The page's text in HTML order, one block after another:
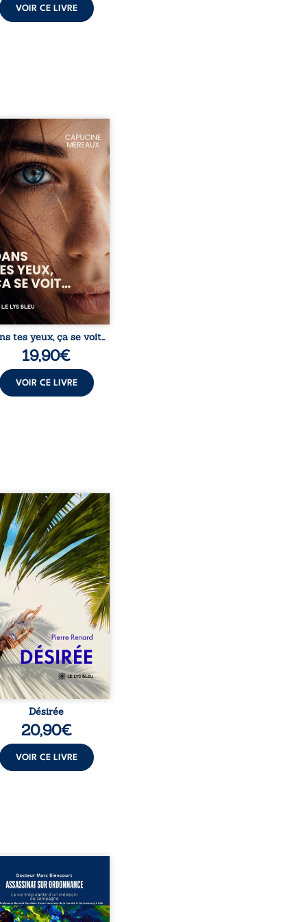
VOIR CE LIVRE
ans, Violette peine à
sa place dans la
Entre timidité,
et peur du
elle avance avec le
d’être différente,
comprendre pleinement
l’habite. Sa rencontre
Louise bouleverse ses
et fait naître en elle
émotions longtemps
Des années plus
alors qu’elle s’apprête à ...
tes yeux, ça se voit…
19,90€
VOIR CE LIVRE
Pierre, jeune retraité,
qu’il est devenu une
femme métissée de
ans. À peine a-t-il
à apprivoiser ce
corps qu’Ange surgit
sa vie et fait vaciller
ses certitudes. Entre
est immédiate,
jusqu’à ce qu’un
familial fasse planer
: et s’ils étaient
demi-frère et ...
Désirée
20,90€
VOIR CE LIVRE
sur ordonnance –
trépidante d’un médecin
est la réédition
et actualisée du
du Docteur Marc